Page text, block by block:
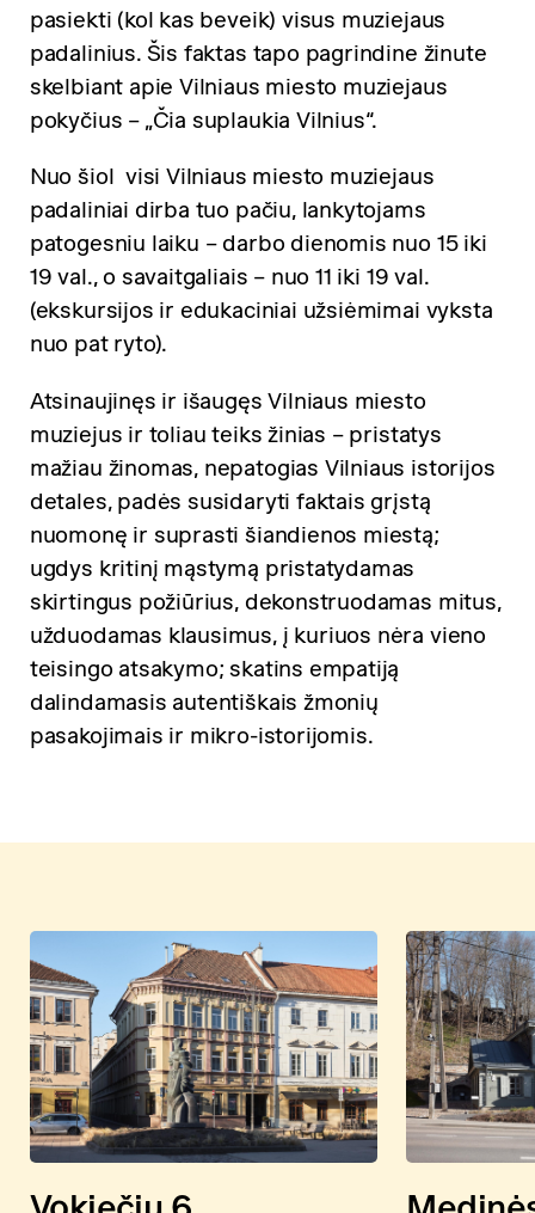
pasiekti (kol kas beveik) visus muziejaus
padalinius. Šis faktas tapo pagrindine žinute
skelbiant apie Vilniaus miesto muziejaus
pokyčius – „Čia suplaukia Vilnius“.
Nuo šiol visi Vilniaus miesto muziejaus
padaliniai dirba tuo pačiu, lankytojams
patogesniu laiku – darbo dienomis nuo 15 iki
19 val., o savaitgaliais – nuo 11 iki 19 val.
(ekskursijos ir edukaciniai užsiėmimai vyksta
nuo pat ryto).
Atsinaujinęs ir išaugęs Vilniaus miesto
muziejus ir toliau teiks žinias – pristatys
mažiau žinomas, nepatogias Vilniaus istorijos
detales, padės susidaryti faktais grįstą
nuomonę ir suprasti šiandienos miestą;
ugdys kritinį mąstymą pristatydamas
skirtingus požiūrius, dekonstruodamas mitus,
užduodamas klausimus, į kuriuos nėra vieno
teisingo atsakymo; skatins empatiją
dalindamasis autentiškais žmonių
pasakojimais ir mikro-istorijomis.